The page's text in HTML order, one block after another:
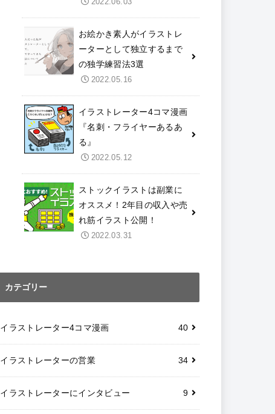
2022.06.03
お絵かき素人がイラストレ
ーターとして独立するまで
の独学練習法3選
2022.05.16
イラストレーター4コマ漫画
『名刺・フライヤーあるあ
る』
2022.05.12
ストックイラストは副業に
オススメ！2年目の収入や売
れ筋イラスト公開！
2022.03.31
カテゴリー
イラストレーター4コマ漫画 40
イラストレーターの営業 34
イラストレーターにインタビュー 9